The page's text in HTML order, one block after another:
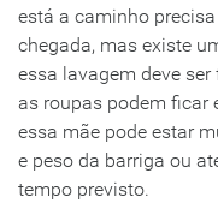
está a caminho
chegada, mas existe
essa lavagem deve
as roupas podem ficar
essa mãe pode estar
e peso da barriga ou
tempo previsto.